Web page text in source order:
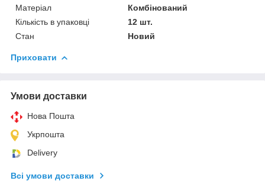
Матеріал
Комбінований
Кількість в упаковці
12 шт.
Стан
Новий
Приховати
Умови доставки
Нова Пошта
Укрпошта
Delivery
Всі умови доставки